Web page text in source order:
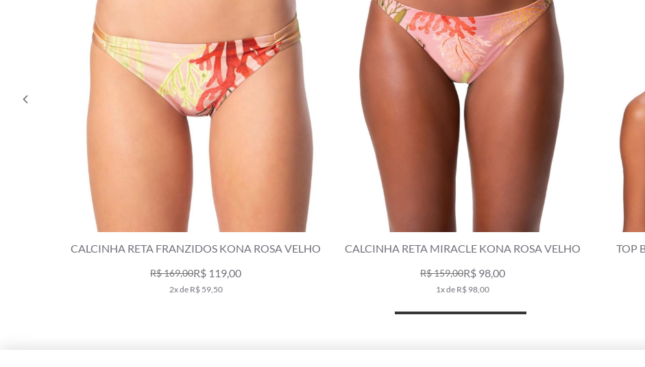
KONA ROSA
CALCINHA RETA FRANZIDOS KONA ROSA VELHO
R$ 169,00
2x de R$ 59,50
CALCINHA RETA MIRACLE KONA ROSA VELHO
R$ 159,00
1x de R$ 98,00